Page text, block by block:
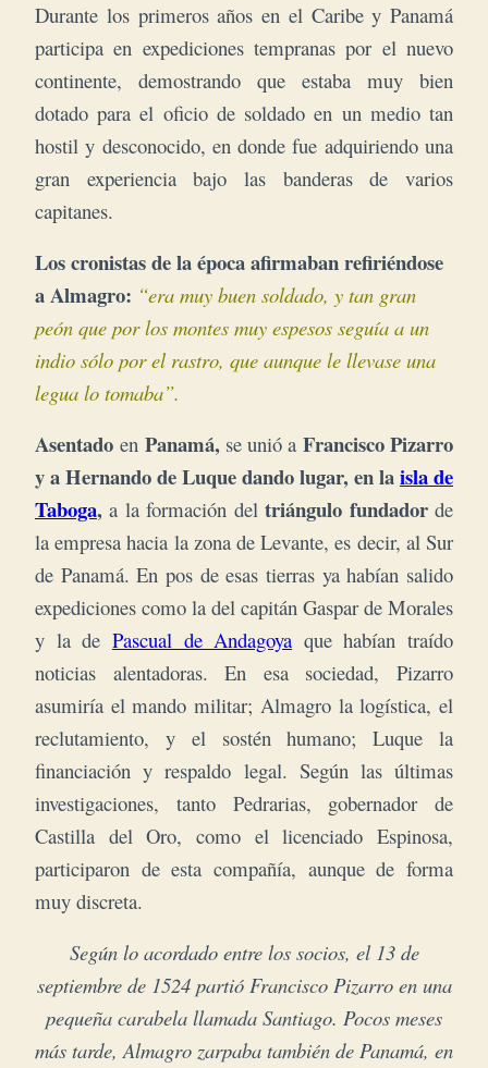
Durante los primeros años en el Caribe y Panamá
participa en expediciones tempranas por el nuevo
continente, demostrando que estaba muy bien
dotado para el oficio de soldado en un medio tan
hostil y desconocido, en donde fue adquiriendo una
gran experiencia bajo las banderas de varios
capitanes.
Los cronistas de la época afirmaban refiriéndose
a Almagro: “era muy buen soldado, y tan gran
peón que por los montes muy espesos seguía a un
indio sólo por el rastro, que aunque le llevase una
legua lo tomaba”.
Asentado en Panamá, se unió a Francisco Pizarro
y aHernando de Luque dando lugar, en laisla de
Taboga,a la formación deltriángulo fundadorde
la empresa hacia la zona de Levante, es decir, al Sur
de Panamá. En pos de esas tierras ya habían salido
expediciones como la del capitán Gaspar de Morales
y la de Pascual de Andagoya que habían traído
noticias alentadoras. En esa sociedad, Pizarro
asumiría el mando militar; Almagro la logística, el
reclutamiento, y el sostén humano; Luque la
financiación y respaldo legal. Según las últimas
investigaciones, tanto Pedrarias, gobernador de
Castilla del Oro, como el licenciado Espinosa,
participaron de esta compañía, aunque de forma
muy discreta.
Según lo acordado entre los socios, el 13 de
septiembre de 1524 partió Francisco Pizarro en una
pequeña carabela llamada Santiago. Pocos meses
más tarde, Almagro zarpaba también de Panamá, en